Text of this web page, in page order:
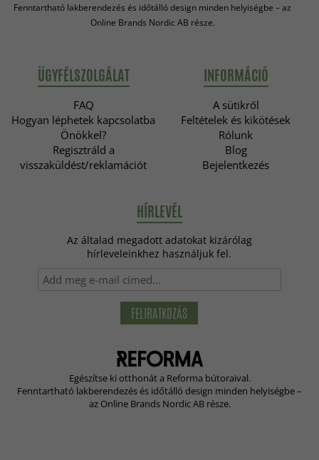
Fenntartható lakberendezés és időtálló design minden helyiségbe – az
Online Brands Nordic AB része.
ÜGYFÉLSZOLGÁLAT
FAQ
Hogyan léphetek kapcsolatba
Önökkel?
Regisztráld a
visszaküldést/reklamációt
INFORMÁCIÓ
A sütikről
Feltételek és kikötések
Rólunk
Blog
Bejelentkezés
HÍRLEVÉL
Az általad megadott adatokat kizárólag
hírleveleinkhez használjuk fel.
FELIRATKOZÁS
Egészítse ki otthonát a Reforma bútoraival.
Fenntartható lakberendezés és időtálló design minden helyiségbe –
az Online Brands Nordic AB része.